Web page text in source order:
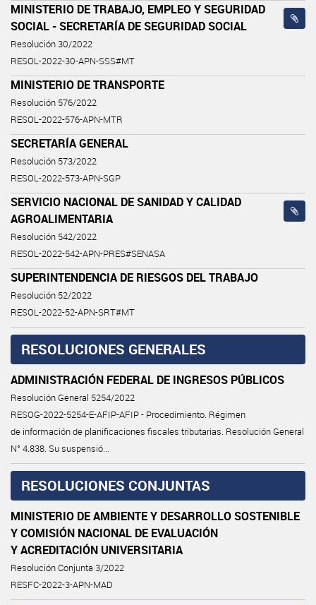
MINISTERIO DE TRABAJO, EMPLEO Y SEGURIDAD
SOCIAL - SECRETARÍA DE SEGURIDAD SOCIAL
Resolución 30/2022
RESOL-2022-30-APN-SSS#MT
MINISTERIO DE TRANSPORTE
Resolución 576/2022
RESOL-2022-576-APN-MTR
SECRETARÍA GENERAL
Resolución 573/2022
RESOL-2022-573-APN-SGP
SERVICIO NACIONAL DE SANIDAD Y CALIDAD
AGROALIMENTARIA
Resolución 542/2022
RESOL-2022-542-APN-PRES#SENASA
SUPERINTENDENCIA DE RIESGOS DEL TRABAJO
Resolución 52/2022
RESOL-2022-52-APN-SRT#MT
RESOLUCIONES GENERALES
ADMINISTRACIÓN FEDERAL DE INGRESOS PÚBLICOS
Resolución General 5254/2022
RESOG-2022-5254-E-AFIP-AFIP - Procedimiento. Régimen
de información de planificaciones fiscales tributarias. Resolución General
N° 4.838. Su suspensió...
RESOLUCIONES CONJUNTAS
MINISTERIO DE AMBIENTE Y DESARROLLO SOSTENIBLE
Y COMISIÓN NACIONAL DE EVALUACIÓN
Y ACREDITACIÓN UNIVERSITARIA
Resolución Conjunta 3/2022
RESFC-2022-3-APN-MAD